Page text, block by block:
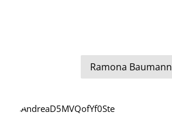
Ramona Baumann